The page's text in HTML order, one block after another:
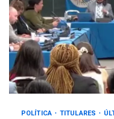
POLÍTICA TITULARES